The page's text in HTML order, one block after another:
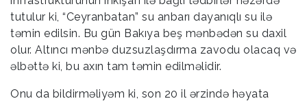
tutulur ki, “Ceyranbatan” su anbarı dayanıqlı su ilə
təmin edilsin. Bu gün Bakıya beş mənbədən su daxil
olur. Altıncı mənbə duzsuzlaşdırma zavodu olacaq və
əlbəttə ki, bu axın tam təmin edilməlidir.
Onu da bildirməliyəm ki, son 20 il ərzində həyata